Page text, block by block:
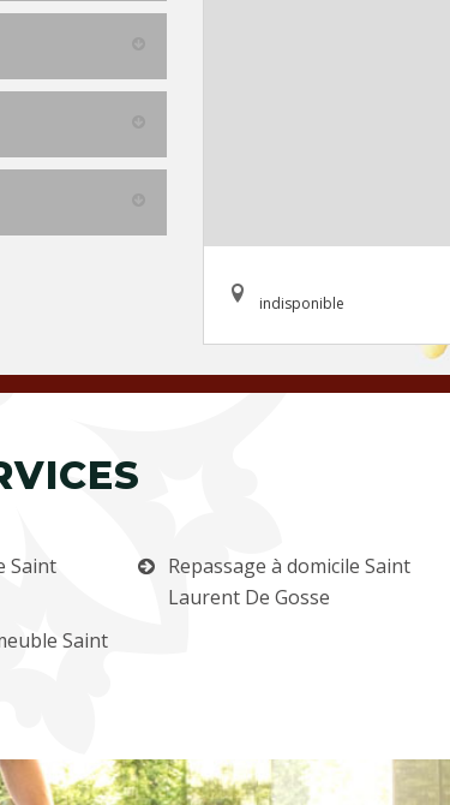
indisponible
Saint
Saint
Repassage à domicile Saint
Laurent De Gosse